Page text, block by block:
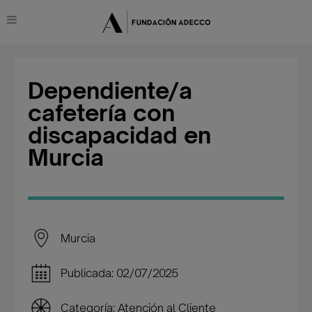
Dependiente/a
cafetería con
discapacidad en
Murcia
Murcia
Publicada: 02/07/2025
Categoría: Atención al Cliente